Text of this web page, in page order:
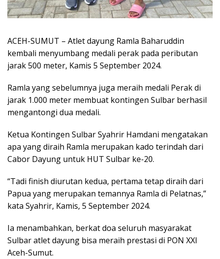
ACEH-SUMUT – Atlet dayung Ramla Baharuddin
kembali menyumbang medali perak pada peributan
jarak 500 meter, Kamis 5 September 2024.
Ramla yang sebelumnya juga meraih medali Perak di
jarak 1.000 meter membuat kontingen Sulbar berhasil
mengantongi dua medali.
Ketua Kontingen Sulbar Syahrir Hamdani mengatakan
apa yang diraih Ramla merupakan kado terindah dari
Cabor Dayung untuk HUT Sulbar ke-20.
“Tadi finish diurutan kedua, pertama tetap diraih dari
Papua yang merupakan temannya Ramla di Pelatnas,”
kata Syahrir, Kamis, 5 September 2024.
Ia menambahkan, berkat doa seluruh masyarakat
Sulbar atlet dayung bisa meraih prestasi di PON XXI
Aceh-Sumut.